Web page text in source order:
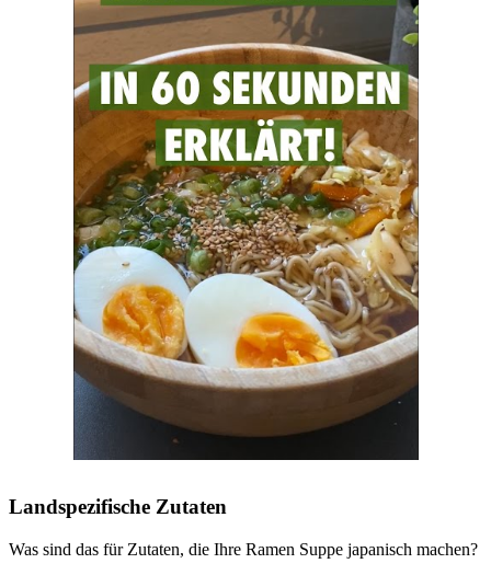
Landspezifische Zutaten
Was sind das für Zutaten, die Ihre Ramen Suppe japanisch machen?